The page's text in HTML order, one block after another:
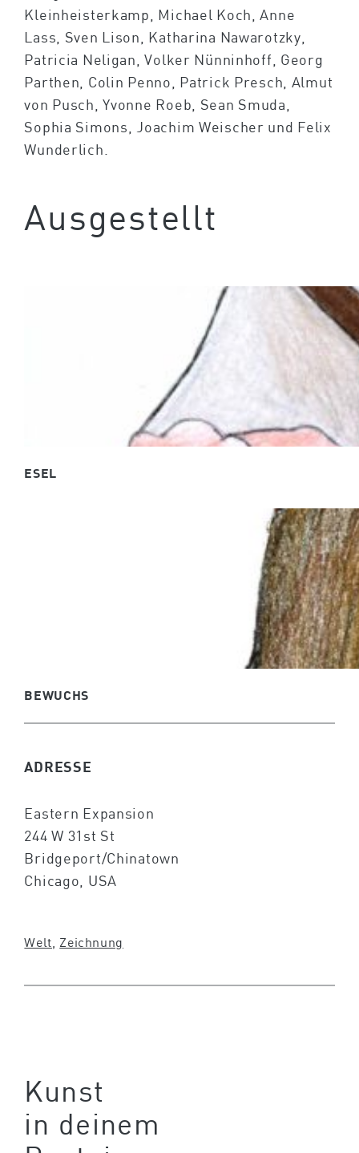
Kleinheisterkamp, Michael Koch, Anne
Lass, Sven Lison, Katharina Nawarotzky,
Patricia Neligan, Volker Nünninhoff, Georg
Parthen, Colin Penno, Patrick Presch, Almut
von Pusch, Yvonne Roeb, Sean Smuda,
Sophia Simons, Joachim Weischer und Felix
Wunderlich.
Ausgestellt
ESEL
BEWUCHS
ADRESSE
Eastern Expansion
244 W 31st St
Bridgeport/Chinatown
Chicago, USA
Welt Zeichnung
Kunst
in deinem